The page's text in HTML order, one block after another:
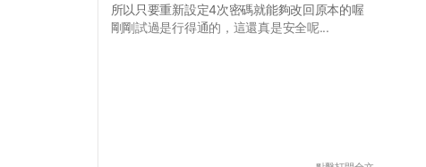
所以只要重新設定4次密碼就能夠改回原本的喔
剛剛試過是行得通的，這還真是安全呢...